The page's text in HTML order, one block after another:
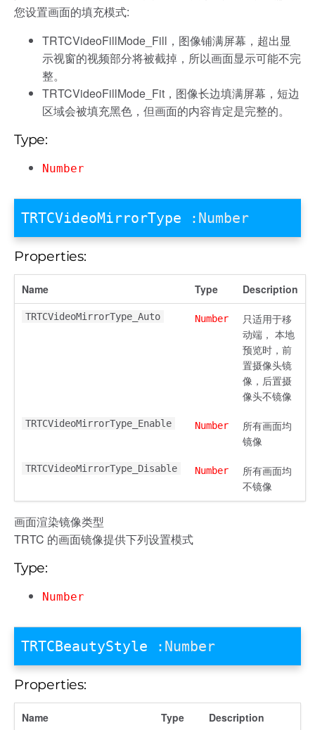
您设置画面的填充模式:
TRTCVideoFillMode_Fill，图像铺满屏幕，超出显
示视窗的视频部分将被截掉，所以画面显示可能不完
整。
TRTCVideoFillMode_Fit，图像长边填满屏幕，短边
区域会被填充黑色，但画面的内容肯定是完整的。
Type:
Number
TRTCVideoMirrorType :Number
Properties:
Name Type Description
TRTCVideoMirrorType_Auto Number
只适用于移
动端， 本地
预览时，前
置摄像头镜
像，后置摄
像头不镜像
TRTCVideoMirrorType_Enable Number
所有画面均
镜像
TRTCVideoMirrorType_Disable Number
所有画面均
不镜像
画面渲染镜像类型
TRTC 的画面镜像提供下列设置模式
Type:
Number
TRTCBeautyStyle :Number
Properties:
Name Type Description